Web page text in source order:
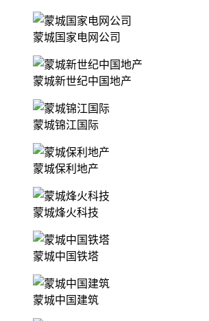
蒙城国家电网公司
蒙城新世纪中国地产
蒙城锦江国际
蒙城保利地产
蒙城烽火科技
蒙城中国铁塔
蒙城中国建筑